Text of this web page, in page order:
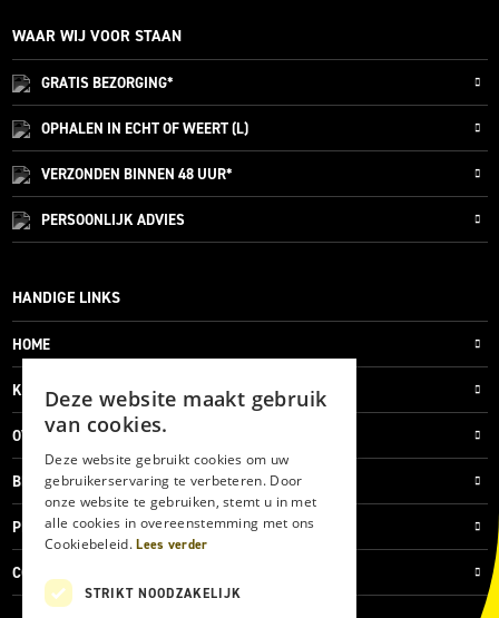
WAAR WIJ VOOR STAAN
GRATISBEZORGING*
OPHALEN IN ECHT OF WEERT (L)
VERZONDEN BINNEN 48 UUR*
PERSOONLIJKADVIES
HANDIGE LINKS
HOME
KLANTENSERVICE
OVER ONS
BLOG
PRIVACYVERKLARING
COOKIES
Deze website maakt gebruik
van cookies.
Deze website gebruikt cookies om uw
gebruikerservaring te verbeteren. Door
onze website te gebruiken, stemt u in met
alle cookies in overeenstemming met ons
Cookiebeleid.Lees verder
STRIKT NOODZAKELIJK